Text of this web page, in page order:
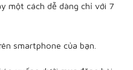
một cách dễ dàng chỉ với 7
smartphone của bạn.